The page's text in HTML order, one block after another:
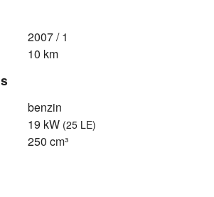
2007 / 1
10 km
benzin
19 kW (25 LE)
250 cm³